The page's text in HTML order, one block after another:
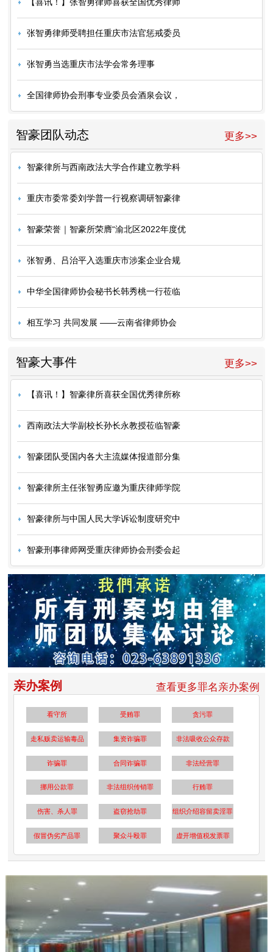
张智勇律师受聘担任重庆市法官惩戒委员
张智勇当选重庆市法学会常务理事
全国律师协会刑事专业委员会酒泉会议，
更多>>
智豪团队动态
智豪律所与西南政法大学合作建立教学科
重庆市委常委刘学普一行视察调研智豪律
智豪荣誉｜智豪所荣膺“渝北区2022年度优
张智勇、吕治平入选重庆市涉案企业合规
中华全国律师协会秘书长韩秀桃一行莅临
相互学习 共同发展 ——云南省律师协会
更多>>
智豪大事件
【喜讯！】智豪律所喜获全国优秀律所称
西南政法大学副校长孙长永教授莅临智豪
智豪团队受国内各大主流媒体报道部分集
智豪律所主任张智勇应邀为重庆律师学院
智豪律所与中国人民大学诉讼制度研究中
智豪刑事律师网受重庆律师协会刑委会起
亲办案例 查看更多罪名亲办案例
看守所 受贿罪 贪污罪
走私贩卖运输毒品 集资诈骗罪 非法吸收公众存款
诈骗罪 合同诈骗罪 非法经营罪
挪用公款罪 非法组织传销罪 行贿罪
伤害、杀人罪 盗窃抢劫罪 组织介绍容留卖淫罪
假冒伪劣产品罪 聚众斗殴罪 虚开增值税发票罪